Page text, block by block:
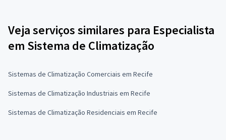
Veja serviços similares para Especialista
em Sistema de Climatização
Sistemas de Climatização Comerciais em Recife
Sistemas de Climatização Industriais em Recife
Sistemas de Climatização Residenciais em Recife